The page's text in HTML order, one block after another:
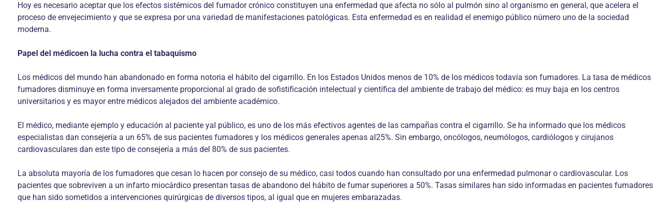
Hoy es necesario aceptar que los efectos sistémicos del fumador crónico constituyen una enfermedad que afecta no sólo al pulmón sino al organismo en general, que acelera el
proceso de envejecimiento y que se expresa por una variedad de manifestaciones patológicas. Esta enfermedad es en realidad el enemigo público número uno de la sociedad
moderna.
Papel del médicoen la lucha contra el tabaquismo
Los médicos del mundo han abandonado en forma notoria el hábito del cigarrillo. En los Estados Unidos menos de 10% de los médicos todavía son fumadores. La tasa de médicos
fumadores disminuye en forma inversamente proporcional al grado de sofistificación intelectual y científica del ambiente de trabajo del médico: es muy baja en los centros
universitarios y es mayor entre médicos alejados del ambiente académico.
El médico, mediante ejemplo y educación al paciente yal público, es uno de los más efectivos agentes de las campañas contra el cigarrillo. Se ha informado que los médicos
especialistas dan consejería a un 65% de sus pacientes fumadores y los médicos generales apenas al25%. Sin embargo, oncólogos, neumólogos, cardiólogos y cirujanos
cardiovasculares dan este tipo de consejería a más del 80% de sus pacientes.
La absoluta mayoría de los fumadores que cesan lo hacen por consejo de su médico, casi todos cuando han consultado por una enfermedad pulmonar o cardiovascular. Los
pacientes que sobreviven a un infarto miocárdico presentan tasas de abandono del hábito de fumar superiores a 50%. Tasas similares han sido informadas en pacientes fumadores
que han sido sometidos a intervenciones quirúrgicas de diversos tipos, al igual que en mujeres embarazadas.